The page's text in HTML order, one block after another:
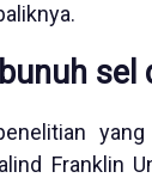
sel
Franklin